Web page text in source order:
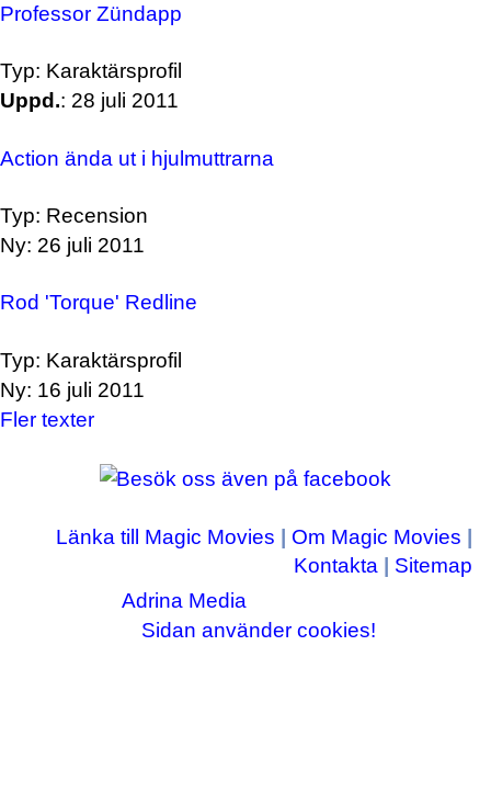
Professor Zündapp
Typ: Karaktärsprofil
Uppd.: 28 juli 2011
Action ända ut i hjulmuttrarna
Typ: Recension
Ny: 26 juli 2011
Rod 'Torque' Redline
Typ: Karaktärsprofil
Ny: 16 juli 2011
Fler texter
Länka till Magic Movies Om Magic Movies
Kontakta
Sitemap
Copyright © 2003-2026Adrina Media
Sidan använder cookies!